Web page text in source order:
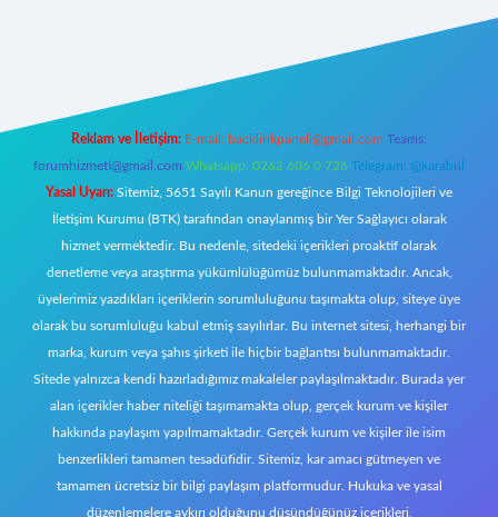
Reklam ve İletişim: E-mail: backlinkpaneli@gmail.com Teams:
forumhizmeti@gmail.com Whatsapp: 0262 606 0 726 Telegram: @karabul
Yasal Uyarı: Sitemiz, 5651 Sayılı Kanun gereğince Bilgi Teknolojileri ve
İletişim Kurumu (BTK) tarafından onaylanmış bir Yer Sağlayıcı olarak
hizmet vermektedir. Bu nedenle, sitedeki içerikleri proaktif olarak
denetleme veya araştırma yükümlülüğümüz bulunmamaktadır. Ancak,
üyelerimiz yazdıkları içeriklerin sorumluluğunu taşımakta olup, siteye üye
olarak bu sorumluluğu kabul etmiş sayılırlar. Bu internet sitesi, herhangi bir
marka, kurum veya şahıs şirketi ile hiçbir bağlantısı bulunmamaktadır.
Sitede yalnızca kendi hazırladığımız makaleler paylaşılmaktadır. Burada yer
alan içerikler haber niteliği taşımamakta olup, gerçek kurum ve kişiler
hakkında paylaşım yapılmamaktadır. Gerçek kurum ve kişiler ile isim
benzerlikleri tamamen tesadüfidir. Sitemiz, kar amacı gütmeyen ve
tamamen ücretsiz bir bilgi paylaşım platformudur. Hukuka ve yasal
düzenlemelere aykırı olduğunu düşündüğünüz içerikleri,